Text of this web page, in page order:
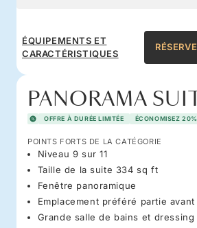
ÉQUIPEMENTS ET
CARACTÉRISTIQUES
PANORAMA
OFFRE À DURÉE LIMITÉE ÉCONOMISEZ 20%
POINTS FORTS DE LA CATÉGORIE
Niveau 9 sur 11
Taille de la suite 334 sq ft
Fenêtre panoramique
Emplacement préféré partie avant
Grande salle de bains et dressing